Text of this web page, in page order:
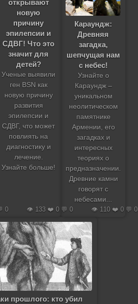
0
открывают
новую
причину
эпилепсии и
СДВГ! Что это
значит для
детей?
Ученые выявили
ген BSN как
новую причину
развития
эпилепсии и
СДВГ, что может
повлиять на
диагностику и
лечение.
Узнайте больше!
👁️ 133 ❤️ 0 💬 0
Караундж:
Древняя
загадка,
шепчущая нам
с небес!
Узнайте о
Караундж –
уникальном
неолитическом
памятнике
Армении, его
загадках и
интересных
теориях о
предназначении.
Древние камни
говорят с
небесами...
👁️ 110 ❤️ 0 💬 0
прошлого: кто убил